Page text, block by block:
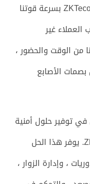
تحت سقف واحد. بعد ذلك ، وسعت ZKTeco بسرعة قوتنا
العملاء غير
من الوقت والحضور ،
الأصابع
في توفير حلول أمنية
كاملة ثماره في إصدار ZKAccess 6.0. يوفر هذا الحل
، وإدارة الزوار ،